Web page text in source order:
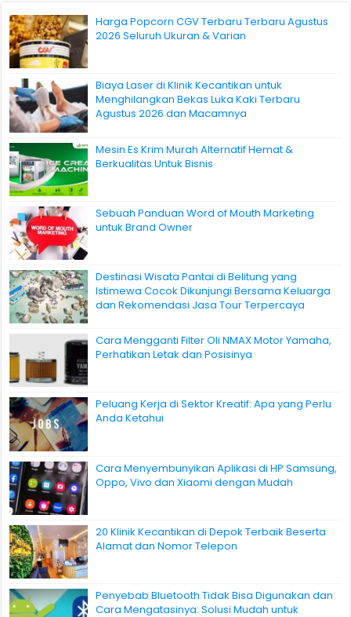
Harga Popcorn CGV Terbaru Terbaru Agustus
2026 Seluruh Ukuran & Varian
Biaya Laser di Klinik Kecantikan untuk
Menghilangkan Bekas Luka Kaki Terbaru
Agustus 2026 dan Macamnya
Mesin Es Krim Murah Alternatif Hemat &
Berkualitas Untuk Bisnis
Sebuah Panduan Word of Mouth Marketing
untuk Brand Owner
Destinasi Wisata Pantai di Belitung yang
Istimewa Cocok Dikunjungi Bersama Keluarga
dan Rekomendasi Jasa Tour Terpercaya
Cara Mengganti Filter Oli NMAX Motor Yamaha,
Perhatikan Letak dan Posisinya
Peluang Kerja di Sektor Kreatif: Apa yang Perlu
Anda Ketahui
Cara Menyembunyikan Aplikasi di HP Samsung,
Oppo, Vivo dan Xiaomi dengan Mudah
20 Klinik Kecantikan di Depok Terbaik Beserta
Alamat dan Nomor Telepon
Penyebab Bluetooth Tidak Bisa Digunakan dan
Cara Mengatasinya: Solusi Mudah untuk